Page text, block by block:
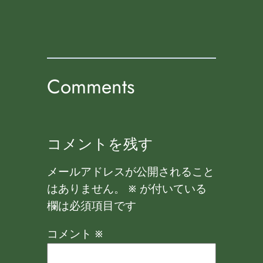
Comments
コメントを残す
メールアドレスが公開されること
はありません。
※ が付いている
欄は必須項目です
コメント ※